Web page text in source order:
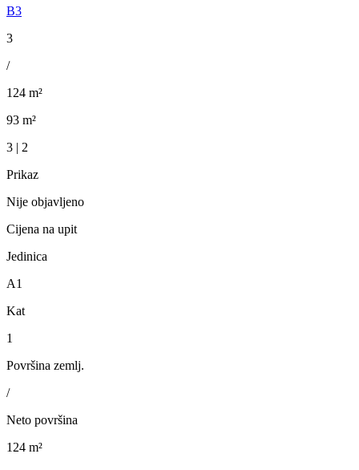
B3
3
/
124 m²
93 m²
3 | 2
Prikaz
Nije objavljeno
Cijena na upit
Jedinica
A1
Kat
1
Površina zemlj.
/
Neto površina
124 m²